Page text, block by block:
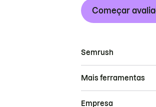
Começar
Semrush
Mais ferramentas
Empresa